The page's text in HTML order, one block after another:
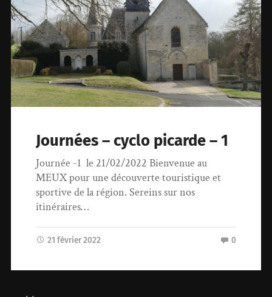
Journées – cyclo picarde – 1
Journée -1 le 21/02/2022 Bienvenue au
MEUX pour une découverte touristique et
sportive de la région. Sereins sur nos
itinéraires…
21 février 2022 0